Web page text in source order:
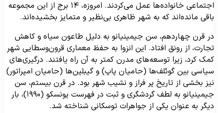
اجتماعی خانواده‌ها عمل می‌کردند. امروزه، ۱۴ برج از این مجموعه
مانده‌اند که به شهر ظاهری بی‌نظیر و متمایز بخشیده‌اند.
قرن چهاردهم، سن جیمینیانو به دلیل طاعون سیاه و کاهش
از رونق افتاد. این انزوا به حفظ معماری قرون‌وسطایی شهر
کرد، زیرا توسعه‌های مدرن کمتر به آن راه یافتند. درگیری‌های
بین گوئلف‌ها (حامیان پاپ) و گیبلین‌ها (حامیان امپراتور)
بخشی از تاریخ پر فراز و نشیب شهر بود. در قرن بیستم، سن
جیمینیانو به لطف گردشگری و ثبت در فهرست یونسکو (۱۹۹۰)، بار
به عنوان یکی از جواهرات توسکانی شناخته شد.